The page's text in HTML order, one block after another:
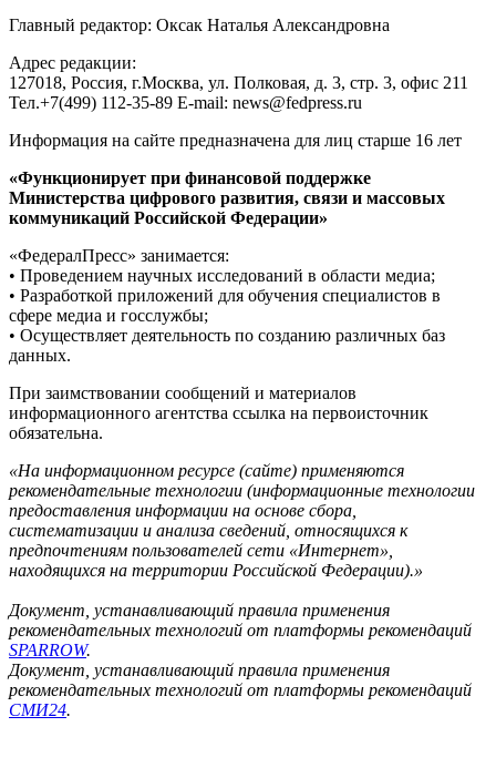
Главный редактор: Оксак Наталья Александровна
Адрес редакции:
127018, Россия, г.Москва, ул. Полковая, д. 3, стр. 3, офис 211
Тел.+7(499) 112-35-89 E-mail: news@fedpress.ru
Информация на сайте предназначена для лиц старше 16 лет
«Функционирует при финансовой поддержке
Министерства цифрового развития, связи и массовых
коммуникаций Российской Федерации»
«ФедералПресс» занимается:
• Проведением научных исследований в области медиа;
• Разработкой приложений для обучения специалистов в
сфере медиа и госслужбы;
• Осуществляет деятельность по созданию различных баз
данных.
При заимствовании сообщений и материалов
информационного агентства ссылка на первоисточник
обязательна.
«На информационном ресурсе (сайте) применяются
рекомендательные технологии (информационные технологии
предоставления информации на основе сбора,
систематизации и анализа сведений, относящихся к
предпочтениям пользователей сети «Интернет»,
находящихся на территории Российской Федерации).»
Документ, устанавливающий правила применения
рекомендательных технологий от платформы рекомендаций
SPARROW.
Документ, устанавливающий правила применения
рекомендательных технологий от платформы рекомендаций
СМИ24.